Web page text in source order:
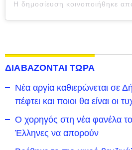
ΔΙΑΒΑΖΟΝΤΑΙ ΤΩΡΑ
Νέα αργία καθιερώνεται σε
πέφτει και ποιοι θα είναι οι
Ο χορηγός στη νέα φανέλα
Έλληνες να απορούν